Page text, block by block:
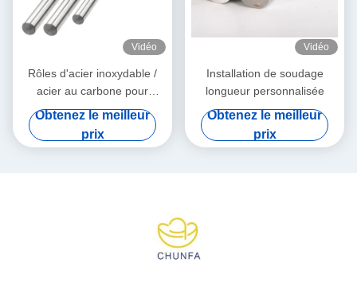
Vidéo
Rôles d'acier inoxydable /
acier au carbone pour
l'industrie automobile
Obtenez le meilleur
prix
Vidéo
Installation de soudage
longueur personnalisée
Obtenez le meilleur
prix